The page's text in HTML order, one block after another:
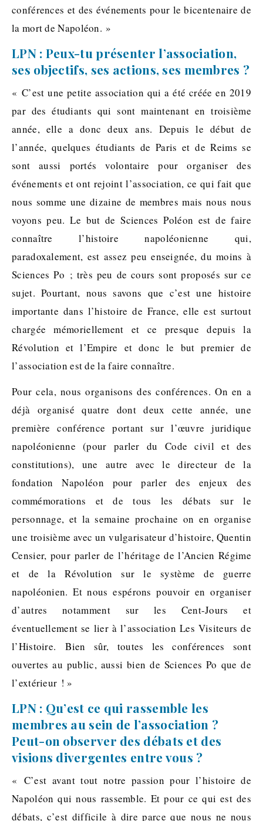
conférences et des événements pour le bicentenaire de
la mort de Napoléon. »
LPN : Peux-tu présenter l’association,
ses objectifs, ses actions, ses membres ?
« C’est une petite association qui a été créée en 2019
par des étudiants qui sont maintenant en troisième
année, elle a donc deux ans. Depuis le début de
l’année, quelques étudiants de Paris et de Reims se
sont aussi portés volontaire pour organiser des
événements et ont rejoint l’association, ce qui fait que
nous somme une dizaine de membres mais nous nous
voyons peu. Le but de Sciences Poléon est de faire
connaître l’histoire napoléonienne qui,
paradoxalement, est assez peu enseignée, du moins à
Sciences Po ; très peu de cours sont proposés sur ce
sujet. Pourtant, nous savons que c’est une histoire
importante dans l’histoire de France, elle est surtout
chargée mémoriellement et ce presque depuis la
Révolution et l’Empire et donc le but premier de
l’association est de la faire connaître.
Pour cela, nous organisons des conférences. On en a
déjà organisé quatre dont deux cette année, une
première conférence portant sur l’œuvre juridique
napoléonienne (pour parler du Code civil et des
constitutions), une autre avec le directeur de la
fondation Napoléon pour parler des enjeux des
commémorations et de tous les débats sur le
personnage, et la semaine prochaine on en organise
une troisième avec un vulgarisateur d’histoire, Quentin
Censier, pour parler de l’héritage de l’Ancien Régime
et de la Révolution sur le système de guerre
napoléonien. Et nous espérons pouvoir en organiser
d’autres notamment sur les Cent-Jours et
éventuellement se lier à l’association Les Visiteurs de
l’Histoire. Bien sûr, toutes les conférences sont
ouvertes au public, aussi bien de Sciences Po que de
l’extérieur ! »
LPN : Qu’est ce qui rassemble les
membres au sein de l’association ?
Peut-on observer des débats et des
visions divergentes entre vous ?
« C’est avant tout notre passion pour l’histoire de
Napoléon qui nous rassemble. Et pour ce qui est des
débats, c’est difficile à dire parce que nous ne nous